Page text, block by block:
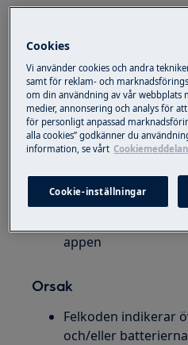
Lösning
Låt roboten stå och
laddningsstationen
Kontrollera utblåset
Töm behållare
appen
Orsak
Felkoden indikerar
och/eller
Cookies
Vi använder cookies och andra
samt för reklam- och
om din användning av vår webbplats
medier, annonsering och analys för
för personligt anpassad
alla cookies” godkänner du
information, se vårt
Cookie-inställningar